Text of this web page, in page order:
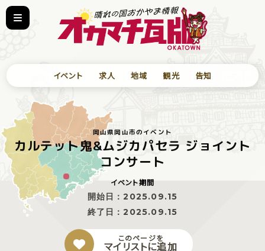
イベント 求人 地域 観光 告知
岡山県岡山市のイベント
カルテット鬼&ムジカパセラ ジョイント
コンサート
イベント期間
開始日：2025.09.15
終了日：2025.09.15
このページを
マイリストに追加